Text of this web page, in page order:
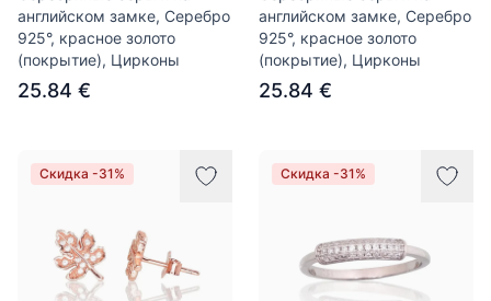
английском замке, Серебро
925°, красное золото
(покрытие), Цирконы
25.84 €
английском замке, Серебро
925°, красное золото
(покрытие), Цирконы
25.84 €
Скидка -31% Скидка -31%